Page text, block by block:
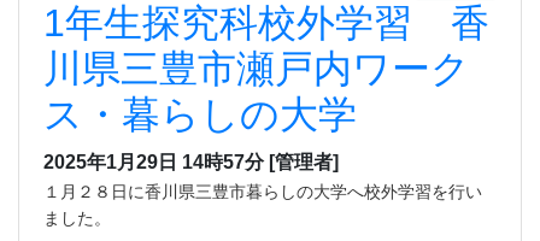
1年生探究科校外学習 香
川県三豊市瀬戸内ワーク
ス・暮らしの大学
2025年1月29日 14時57分 [管理者]
１月２８日に香川県三豊市暮らしの大学へ校外学習を行い
ました。